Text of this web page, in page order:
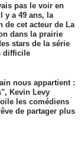
pas le voir en
y a 49 ans, la
de cet acteur de La
dans la prairie
stars de la série
difficile
nous appartient :
Kevin Levy
les comédiens
de partager plus